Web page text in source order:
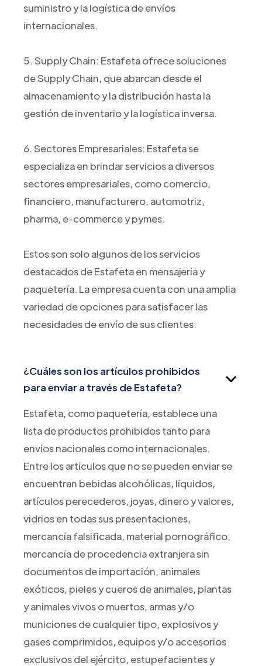
suministro y la logística de envíos
internacionales.
5. Supply Chain: Estafeta ofrece soluciones
de Supply Chain, que abarcan desde el
almacenamiento y la distribución hasta la
gestión de inventario y la logística inversa.
6. Sectores Empresariales: Estafeta se
especializa en brindar servicios a diversos
sectores empresariales, como comercio,
financiero, manufacturero, automotriz,
pharma, e-commerce y pymes.
Estos son solo algunos de los servicios
destacados de Estafeta en mensajería y
paquetería. La empresa cuenta con una amplia
variedad de opciones para satisfacer las
necesidades de envío de sus clientes.
¿Cuáles son los artículos prohibidos
para enviar a través de Estafeta?
Estafeta, como paquetería, establece una
lista de productos prohibidos tanto para
envíos nacionales como internacionales.
Entre los artículos que no se pueden enviar se
encuentran bebidas alcohólicas, líquidos,
artículos perecederos, joyas, dinero y valores,
vidrios en todas sus presentaciones,
mercancía falsificada, material pornográfico,
mercancía de procedencia extranjera sin
documentos de importación, animales
exóticos, pieles y cueros de animales, plantas
y animales vivos o muertos, armas y/o
municiones de cualquier tipo, explosivos y
gases comprimidos, equipos y/o accesorios
exclusivos del ejército, estupefacientes y